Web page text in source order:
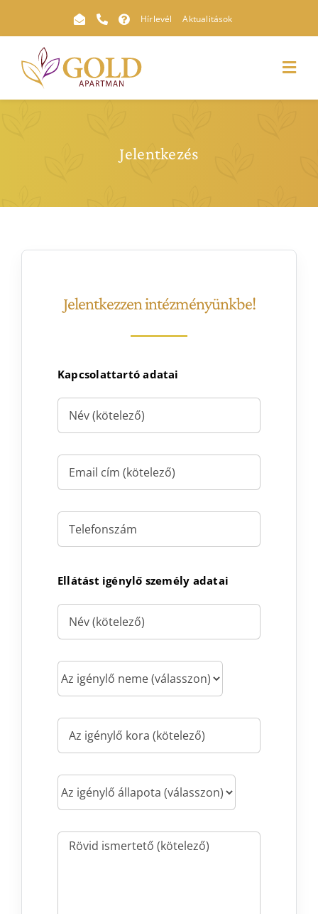
Hírlevél Aktualitások
Jelentkezés
Jelentkezzen intézményünkbe!
Kapcsolattartó adatai
Ellátást igénylő személy adatai